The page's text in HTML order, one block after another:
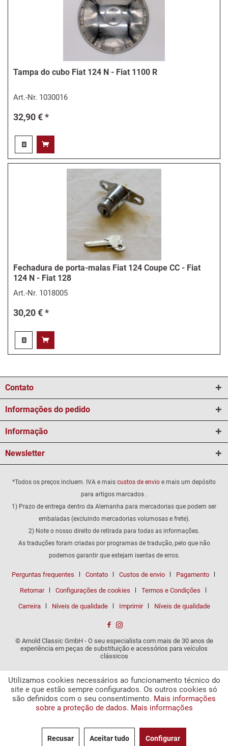
Tampa do cubo Fiat 124 N - Fiat 1100 R
Art.-Nr. 1030016
32,90 € *
Fechadura de porta-malas Fiat 124 Coupe CC - Fiat
124 N - Fiat 128
Art.-Nr. 1018005
30,20 € *
Contato
Informações do pedido
Informação
Newsletter
*Todos os preços incluem. IVA e mais custos de envio e mais um depósito
para artigos marcados .
1) Prazo de entrega dentro da Alemanha para mercadorias que podem ser
embaladas (excluindo mercadorias volumosas e frete).
2) Note o nosso direito de retirada para todas as informações.
As traduções foram criadas por programas de tradução, pelo que não
podemos garantir que estejam isentas de erros.
Perguntas frequentes Contato Custos de envio Pagamento
Retornar Configurações de cookies Termos e Condições
Carreira Níveis de qualidade Imprimir Níveis de qualidade
© Arnold Classic GmbH - O seu especialista com mais de 30 anos de
experiência em peças de substituição e acessórios para veículos
clássicos
Utilizamos cookies necessários ao funcionamento técnico do
site e que estão sempre configurados. Os outros cookies só
são definidos com o seu consentimento. Mais informações
sobre a proteção de dados. Mais informações
Recusar Aceitar tudo Configurar